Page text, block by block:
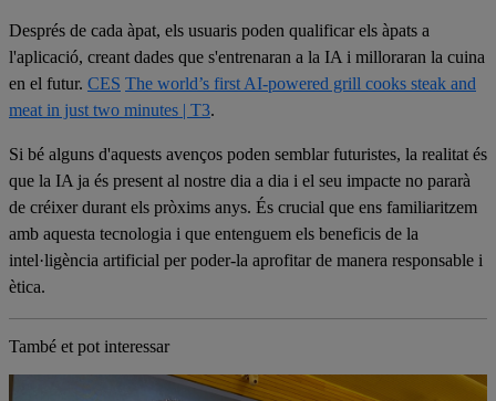
Després de cada àpat, els usuaris poden qualificar els àpats a
l'aplicació, creant dades que s'entrenaran a la IA i milloraran la cuina
en el futur. CES The world’s first AI-powered grill cooks steak and
meat in just two minutes | T3.
Si bé alguns d'aquests avenços poden semblar futuristes, la realitat és
que la IA ja és present al nostre dia a dia i el seu impacte no pararà
de créixer durant els pròxims anys. És crucial que ens familiaritzem
amb aquesta tecnologia i que entenguem els beneficis de la
intel·ligència artificial per poder-la aprofitar de manera responsable i
ètica.
També et pot interessar